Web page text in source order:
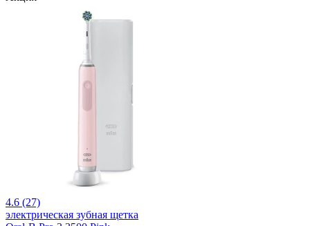
4.6 (27)
электрическая зубная щетка